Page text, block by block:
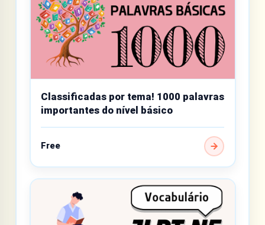
Classificadas por tema! 1000 palavras
importantes do nível básico
Free